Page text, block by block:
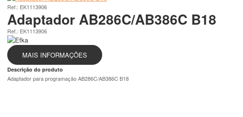
Ref.: EK1113906
Adaptador AB286C/AB386C B18
Ref.: EK1113906
MAIS INFORMAÇÕES
Descrição do produto
Adaptador para programação AB286C/AB386C B18